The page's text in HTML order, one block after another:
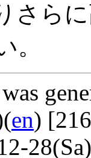
さら
。
en)